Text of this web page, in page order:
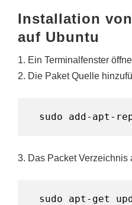
Installation
auf Ubuntu
1. Ein Terminalfenster
2. Die Paket Quelle
sudo add-apt-
3. Das Packet Verzeichnis
sudo apt-get